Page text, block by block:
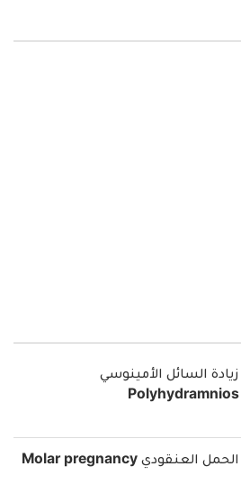
زيادة السائل الأمينوسي
Polyhydramnios
الحمل العنقودي Molar pregnancy